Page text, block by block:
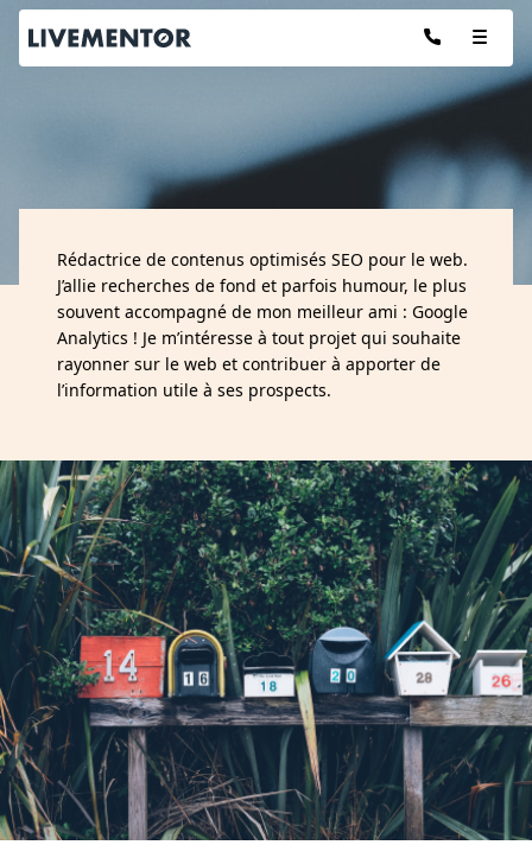
Aller
contenu
MÉLINE TROUSSARD
Rédactrice de contenus optimisés SEO pour le web.
J’allie recherches de fond et parfois humour, le plus
souvent accompagné de mon meilleur ami : Google
Analytics ! Je m’intéresse à tout projet qui souhaite
rayonner sur le web et contribuer à apporter de
l’information utile à ses prospects.